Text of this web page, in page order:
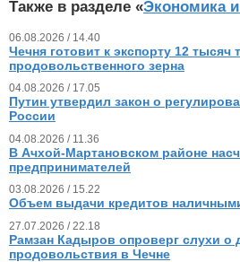
Также в разделе «Экономика
06.08.2026 / 14.40
Чечня готовит к экспорту 12 тысяч
продовольственного зерна
04.08.2026 / 17.05
Путин утвердил закон о
России
04.08.2026 / 11.36
В Ачхой-Мартановском районе
предпринимателей
03.08.2026 / 15.22
Объем выдачи кредитов
27.07.2026 / 22.18
Рамзан Кадыров опроверг слухи о
продовольствия в Чечне